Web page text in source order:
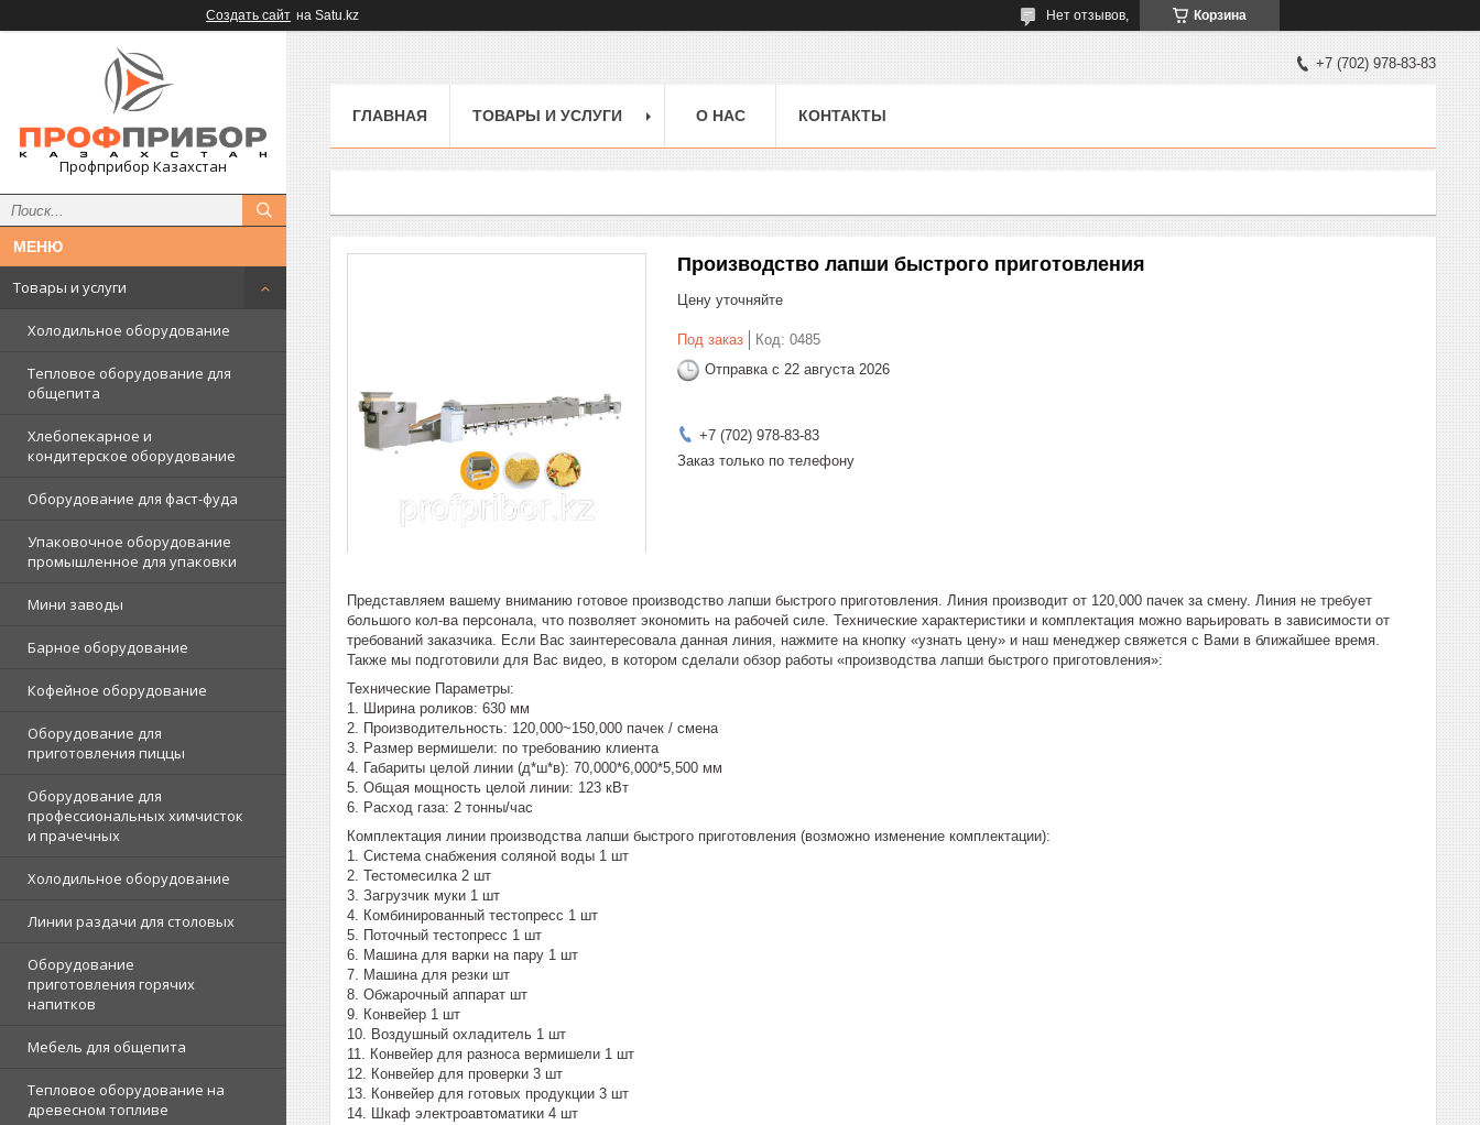
Создать сайт на Satu.kz Корзина
Нет отзывов,
Профприбор Казахстан
Товары и услуги
Холодильное оборудование
Тепловое оборудование для
общепита
Хлебопекарное и
кондитерское оборудование
Оборудование для фаст-фуда
Упаковочное оборудование
промышленное для упаковки
Мини заводы
Барное оборудование
Кофейное оборудование
Оборудование для
приготовления пиццы
Оборудование для
профессиональных химчисток
и прачечных
Холодильное оборудование
Линии раздачи для столовых
Оборудование
приготовления горячих
напитков
Мебель для общепита
Тепловое оборудование на
древесном топливе
+7 (702) 978-83-83
ГЛАВНАЯ ТОВАРЫ И УСЛУГИ О НАС КОНТАКТЫ
Производство лапши быстрого приготовления
Цену уточняйте
Под заказ Код: 0485
Отправка с 22 августа 2026
+7 (702) 978-83-83
Заказ только по телефону
Представляем вашему вниманию готовое производство лапши быстрого приготовления. Линия производит от 120,000 пачек за смену. Линия не требует
большого кол-ва персонала, что позволяет экономить на рабочей силе. Технические характеристики и комплектация можно варьировать в зависимости от
требований заказчика. Если Вас заинтересовала данная линия, нажмите на кнопку «узнать цену» и наш менеджер свяжется с Вами в ближайшее время.
Также мы подготовили для Вас видео, в котором сделали обзор работы «производства лапши быстрого приготовления»:
Технические Параметры:
1. Ширина роликов: 630 мм
2. Производительность: 120,000~150,000 пачек / смена
3. Размер вермишели: по требованию клиента
4. Габариты целой линии (д*ш*в): 70,000*6,000*5,500 мм
5. Общая мощность целой линии: 123 кВт
6. Расход газа: 2 тонны/час
Комплектация линии производства лапши быстрого приготовления (возможно изменение комплектации):
1. Система снабжения соляной воды 1 шт
2. Тестомесилка 2 шт
3. Загрузчик муки 1 шт
4. Комбинированный тестопресс 1 шт
5. Поточный тестопресс 1 шт
6. Машина для варки на пару 1 шт
7. Машина для резки шт
8. Обжарочный аппарат шт
9. Конвейер 1 шт
10. Воздушный охладитель 1 шт
11. Конвейер для разноса вермишели 1 шт
12. Конвейер для проверки 3 шт
13. Конвейер для готовых продукции 3 шт
14. Шкаф электроавтоматики 4 шт